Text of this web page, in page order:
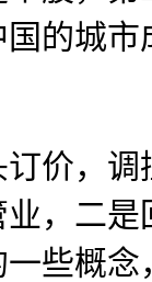
的城
，调
，二
些概